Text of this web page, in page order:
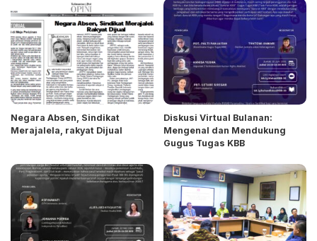
Negara Absen, Sindikat
Merajalela, rakyat Dijual
Diskusi Virtual Bulanan:
Mengenal dan Mendukung
Gugus Tugas KBB